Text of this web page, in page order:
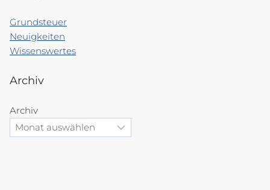
Grundsteuer
Neuigkeiten
Wissenswertes
Archiv
Archiv